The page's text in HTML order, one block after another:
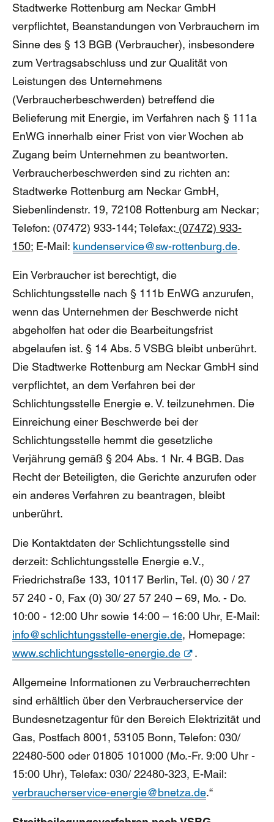
Stadtwerke Rottenburg am Neckar GmbH
verpflichtet, Beanstandungen von Verbrauchern im
Sinne des § 13 BGB (Verbraucher), insbesondere
zum Vertragsabschluss und zur Qualität von
Leistungen des Unternehmens
(Verbraucherbeschwerden) betreffend die
Belieferung mit Energie, im Verfahren nach § 111a
EnWG innerhalb einer Frist von vier Wochen ab
Zugang beim Unternehmen zu beantworten.
Verbraucherbeschwerden sind zu richten an:
Stadtwerke Rottenburg am Neckar GmbH,
Siebenlindenstr. 19, 72108 Rottenburg am Neckar;
Telefon: (07472) 933-144; Telefax: (07472) 933-
150; E-Mail: kundenservice@sw-rottenburg.de.
Ein Verbraucher ist berechtigt, die
Schlichtungsstelle nach § 111b EnWG anzurufen,
wenn das Unternehmen der Beschwerde nicht
abgeholfen hat oder die Bearbeitungsfrist
abgelaufen ist. § 14 Abs. 5 VSBG bleibt unberührt.
Die Stadtwerke Rottenburg am Neckar GmbH sind
verpflichtet, an dem Verfahren bei der
Schlichtungsstelle Energie e. V. teilzunehmen. Die
Einreichung einer Beschwerde bei der
Schlichtungsstelle hemmt die gesetzliche
Verjährung gemäß § 204 Abs. 1 Nr. 4 BGB. Das
Recht der Beteiligten, die Gerichte anzurufen oder
ein anderes Verfahren zu beantragen, bleibt
unberührt.
Die Kontaktdaten der Schlichtungsstelle sind
derzeit: Schlichtungsstelle Energie e.V.,
Friedrichstraße 133, 10117 Berlin, Tel. (0) 30 / 27
57 240 - 0, Fax (0) 30/ 27 57 240 – 69, Mo. - Do.
10:00 - 12:00 Uhr sowie 14:00 – 16:00 Uhr, E-Mail:
info@schlichtungsstelle-energie.de, Homepage:
www.schlichtungsstelle-energie.de
.
Allgemeine Informationen zu Verbraucherrechten
sind erhältlich über den Verbraucherservice der
Bundesnetzagentur für den Bereich Elektrizität und
Gas, Postfach 8001, 53105 Bonn, Telefon: 030/
22480-500 oder 01805 101000 (Mo.-Fr. 9:00 Uhr -
15:00 Uhr), Telefax: 030/ 22480-323, E-Mail:
verbraucherservice-energie@bnetza.de.“
Großer Mauszeiger
Lesehilfe
Animationen ausschalten
Hoher Kontrast